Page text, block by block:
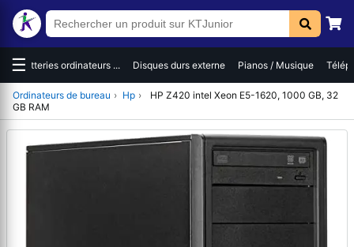
☰Batteries ordinateurs ... Disques durs externe Pianos / Musique
Ordinateurs de bureau › Hp ›
HP Z420 intel Xeon E5-1620, 1000 GB, 32
GB RAM